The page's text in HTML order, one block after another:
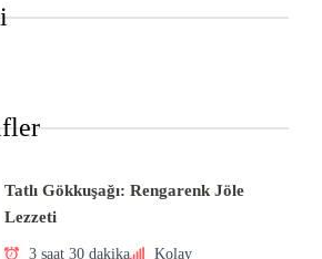
Tatlı Gökkuşağı: Rengarenk Jöle
Lezzeti
3 saat 30 dakika Kolay